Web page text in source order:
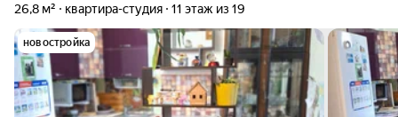
26,8 м² квартира-студия 11 этаж из 19
новостройка